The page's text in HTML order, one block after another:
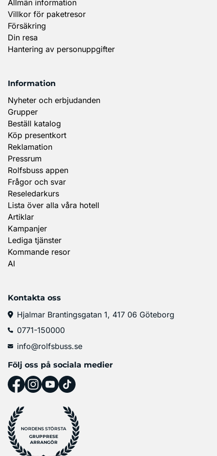
Allmän information
Villkor för paketresor
Försäkring
Din resa
Hantering av personuppgifter
Information
Nyheter och erbjudanden
Grupper
Beställ katalog
Köp presentkort
Reklamation
Pressrum
Rolfsbuss appen
Frågor och svar
Reseledarkurs
Lista över alla våra hotell
Artiklar
Kampanjer
Lediga tjänster
Kommande resor
AI
Kontakta oss
Hjalmar Brantingsgatan 1, 417 06 Göteborg
0771-150000
info@rolfsbuss.se
Följ oss på sociala medier
NORDENS STÖRSTA
GRUPPRESE
ARRANGÖR